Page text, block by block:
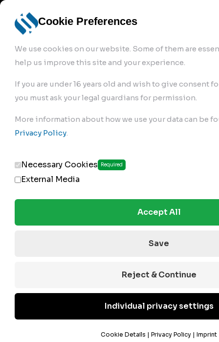
Cookie Preferences
We use cookies on our website. Some of them are
help us improve this site and your experience.
If you are under 16 years old and wish to give consent
you must ask your legal guardians for permission.
More information about how we use your data can be
Privacy Policy.
Necessary Cookies Required
External Media
Accept All
Save
Reject & Continue
Individual privacy settings
Cookie Details | Privacy Policy | Imprint
bremse.de Sign Up
102.01.1830